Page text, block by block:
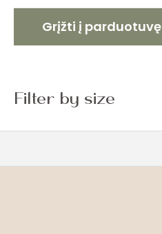
Grįžti į parduotuvę
Filter by size